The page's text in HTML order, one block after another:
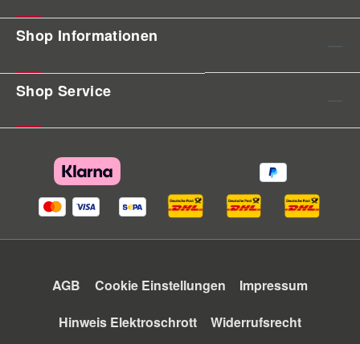
Shop Informationen
Shop Service
AGB Cookie Einstellungen Impressum
Hinweis Elektroschrott Widerrufsrecht